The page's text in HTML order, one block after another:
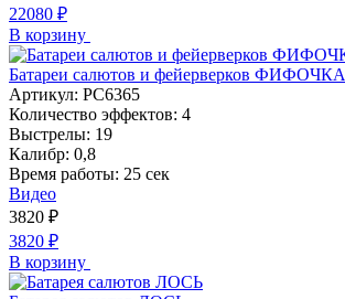
22080 ₽
В корзину
Батареи салютов и фейерверков ФИФОЧКА
Артикул: РС6365
Количество эффектов: 4
Выстрелы: 19
Калибр: 0,8
Время работы: 25 сек
Видео
3820 ₽
3820 ₽
В корзину